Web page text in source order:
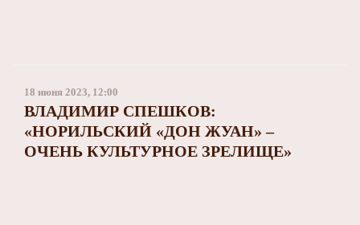
18 июня 2023, 12:00
ВЛАДИМИР СПЕШКОВ:
«НОРИЛЬСКИЙ «ДОН ЖУАН» –
ОЧЕНЬ КУЛЬТУРНОЕ ЗРЕЛИЩЕ»